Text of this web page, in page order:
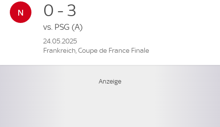
0 - 3
vs. PSG (A)
24.05.2025
Frankreich, Coupe de France Finale